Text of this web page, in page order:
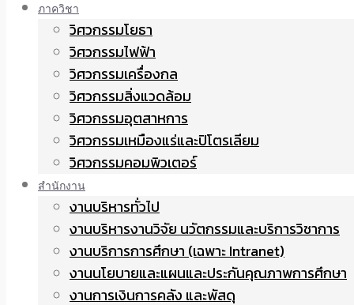
ภาควิชา
วิศวกรรมโยธา
วิศวกรรมไฟฟ้า
วิศวกรรมเครื่องกล
วิศวกรรมสิ่งแวดล้อม
วิศวกรรมอุตสาหการ
วิศวกรรมเหมืองแร่และปิโตรเลียม
วิศวกรรมคอมพิวเตอร์
สำนักงาน
งานบริหารทั่วไป
งานบริหารงานวิจัย นวัตกรรมและบริการวิชาการ
งานบริการการศึกษา (เฉพาะ Intranet)
งานนโยบายและแผนและประกันคุณภาพการศึกษา
งานการเงินการคลัง และพัสดุ